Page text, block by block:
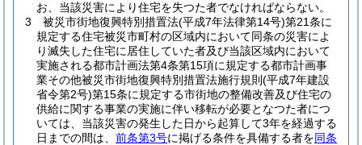
お、当該災害により住宅を失つた者でなければならない。
3
被災市街地復興特別措置法(平成7年法律第14号)第21条に
規定する住宅被災市町村の区域内において同条の災害によ
り滅失した住宅に居住していた者及び当該区域内において
実施される都市計画法第4条第15項に規定する都市計画事
業その他被災市街地復興特別措置法施行規則 (平成7年建設
省令第2号)第15条に規定する市街地の整備改善及び住宅の
供給に関する事業の実施に伴い移転が必要となつた者につ
いては、当該災害の発生した日から起算して3年を経過する
日までの間は、 前条第3号に掲げる条件を具備する者を同条